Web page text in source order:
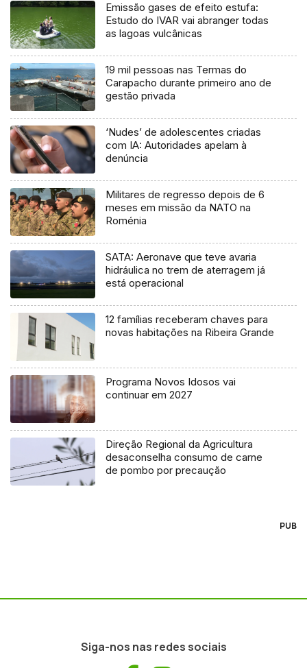
Emissão gases de efeito estufa:
Estudo do IVAR vai abranger todas
as lagoas vulcânicas
19 mil pessoas nas Termas do
Carapacho durante primeiro ano de
gestão privada
‘Nudes’ de adolescentes criadas
com IA: Autoridades apelam à
denúncia
Militares de regresso depois de 6
meses em missão da NATO na
Roménia
SATA: Aeronave que teve avaria
hidráulica no trem de aterragem já
está operacional
12 famílias receberam chaves para
novas habitações na Ribeira Grande
Programa Novos Idosos vai
continuar em 2027
Direção Regional da Agricultura
desaconselha consumo de carne
de pombo por precaução
PUB
Siga-nos nas redes sociais